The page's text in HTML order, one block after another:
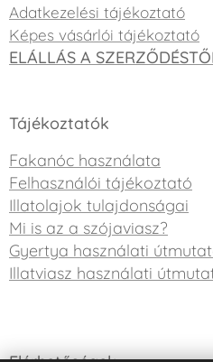
Adatkezelési tájékoztató
Képes vásárlói tájékoztató
ELÁLLÁS A
Tájékoztatók
Fakanóc használata
Felhasználói tájékoztató
Illatolajok tulajdonságai
Mi is az a szójaviasz?
Gyertya használati
Illatviasz használati